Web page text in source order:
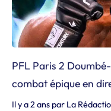
PFL Paris 2
combat épique en
Il y a 2 ans par La